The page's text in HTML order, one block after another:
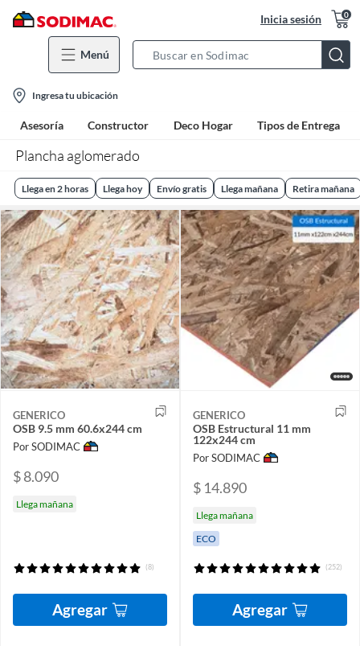
Inicia sesión 0
Menú
Bar
location-
icon
Ingresa tu ubicación
Asesoría Constructor Deco Hogar Tipos de Entrega
Plancha aglomerado
Llega en 2 horas Llega hoy Envío gratis Llega mañana Retira mañana
GENERICO
OSB 9.5 mm 60.6x244 cm
Por SODIMAC
$ 8.090
Llega mañana
(8)
Agregar
GENERICO
OSB Estructural 11 mm
122x244 cm
Por SODIMAC
$ 14.890
Llega mañana
ECO
(252)
Agregar